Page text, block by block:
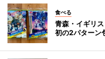
食べる
青森・イギリ
初の2パターン